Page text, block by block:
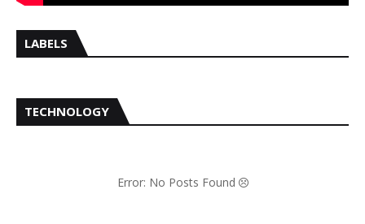
LABELS
TECHNOLOGY
Error: No Posts Found